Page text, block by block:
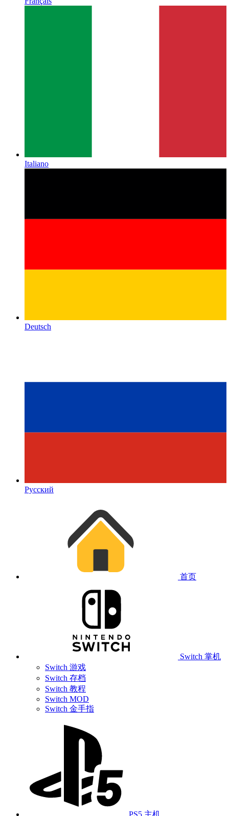
Italiano
Deutsch
Русский
首页
Switch 掌机
Switch 游戏
Switch 存档
Switch 教程
Switch MOD
Switch 金手指